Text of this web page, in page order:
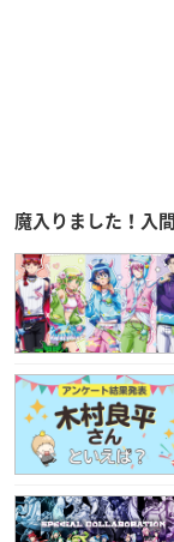
魔入りました！入